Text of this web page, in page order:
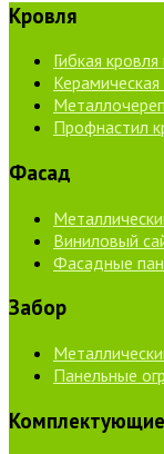
Кровля
Гибкая
Профнастил
Фасад
Виниловый
Фасадные
Забор
Панельные
Комплектующие